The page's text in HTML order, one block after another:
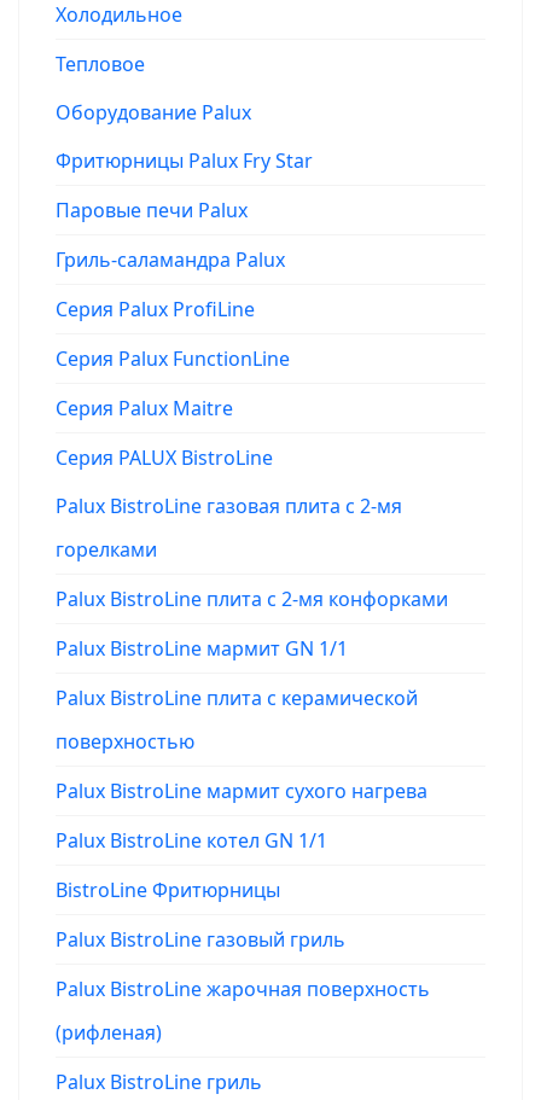
Холодильное
Тепловое
Оборудование Palux
Фритюрницы Palux Fry Star
Паровые печи Palux
Гриль-саламандра Palux
Серия Palux ProfiLine
Серия Palux FunctionLine
Серия Palux Maitre
Серия PALUX BistroLine
Palux BistroLine газовая плита с 2-мя
горелками
Palux BistroLine плита с 2-мя конфорками
Palux BistroLine мармит GN 1/1
Palux BistroLine плита с керамической
поверхностью
Palux BistroLine мармит сухого нагрева
Palux BistroLine котел GN 1/1
BistroLine Фритюрницы
Palux BistroLine газовый гриль
Palux BistroLine жарочная поверхность
(рифленая)
Palux BistroLine гриль